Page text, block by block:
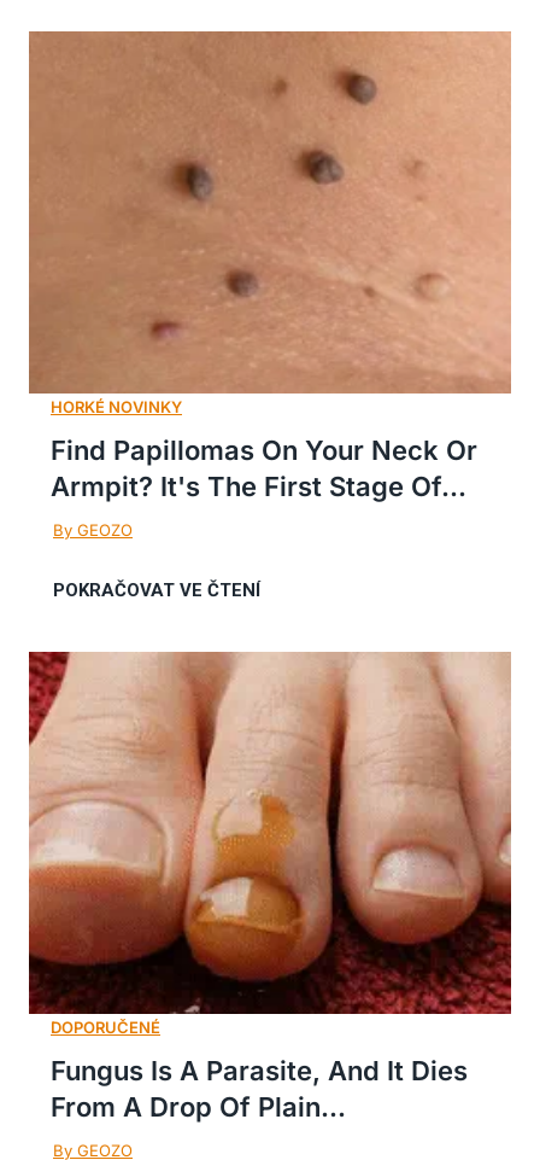
Find Papillomas On Your Neck Or
Armpit? It's The First Stage Of...
Fungus Is A Parasite, And It Dies
From A Drop Of Plain...